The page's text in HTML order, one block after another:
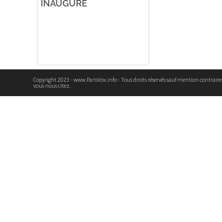
INAUGURÉ
Copyright 2023 - www.ParisVox.info - Tous droits réservés sauf mention
vous nous citez.